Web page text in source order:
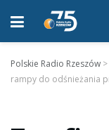
Polskie Radio Rzeszów >
rampy do odśnieżania